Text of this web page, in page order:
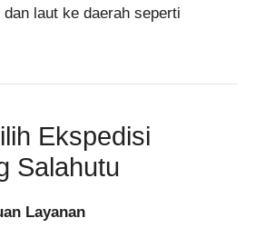
dan laut ke daerah seperti
Ekspedisi
Salahutu
Layanan